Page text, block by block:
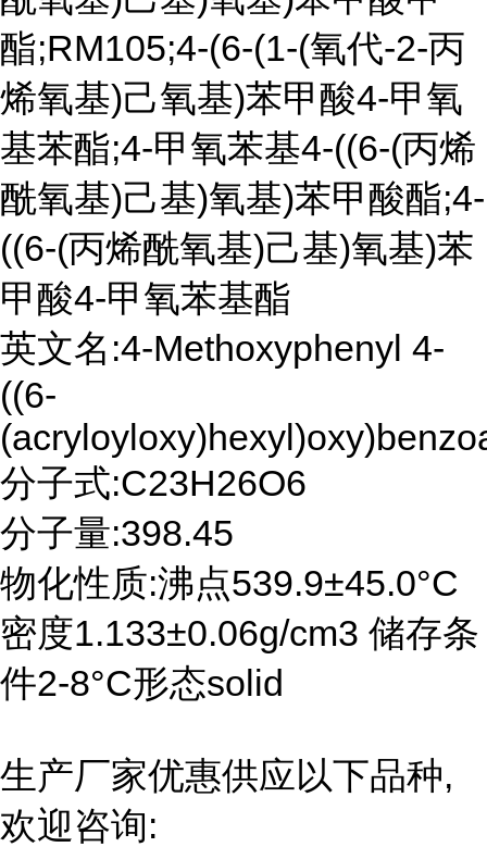
酯;RM105;4-(6-(1-(氧代-2-丙
烯氧基)己氧基)苯甲酸4-甲氧
基苯酯;4-甲氧苯基4-((6-(丙烯
酰氧基)己基)氧基)苯甲酸酯;4-
((6-(丙烯酰氧基)己基)氧基)苯
甲酸4-甲氧苯基酯
英文名:4-Methoxyphenyl 4-
((6-
分子式:C23H26O6
分子量:398.45
物化性质:沸点539.9±45.0°C
密度1.133±0.06g/cm3 储存条
件2-8°C形态solid
生产厂家优惠供应以下品种,
欢迎咨询: